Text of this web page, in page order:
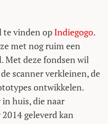
te vinden op Indiegogo.
met nog ruim een
Met deze fondsen wil
scanner verkleinen, de
ontwikkelen.
in huis, die naar
geleverd kan